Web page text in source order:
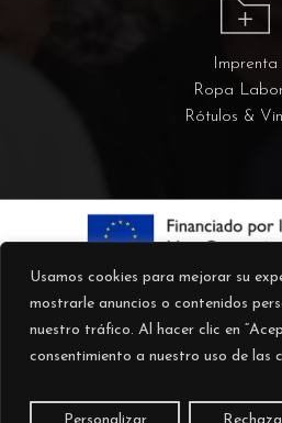
Usamos cookies para mejorar su
mostrarle anuncios o contenidos
nuestro tráfico. Al hacer clic en
consentimiento a nuestro uso de las
Imprenta
Ropa
Rótulos &
© 2026 Kokoku.